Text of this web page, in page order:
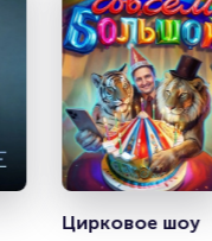
Цирковое шоу